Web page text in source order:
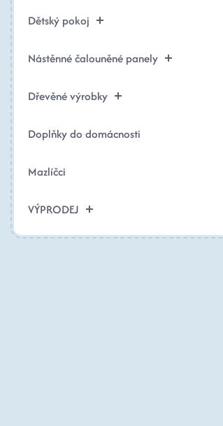
Dětský pokoj
Nástěnné čalouněné panely
Dřevěné výrobky
Doplňky do domácnosti
Mazlíčci
VÝPRODEJ